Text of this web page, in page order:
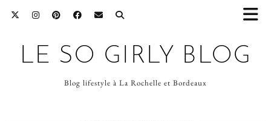
LE SO GIRLY BLOG
Blog lifestyle à La Rochelle et Bordeaux